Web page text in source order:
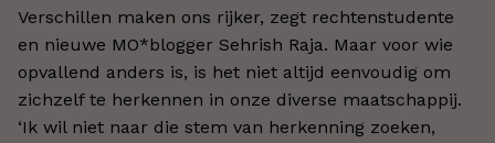
Verschillen maken ons rijker, zegt rechtenstudente
en nieuwe MO*blogger Sehrish Raja. Maar voor wie
opvallend anders is, is het niet altijd eenvoudig om
zichzelf te herkennen in onze diverse maatschappij.
‘Ik wil niet naar die stem van herkenning zoeken,